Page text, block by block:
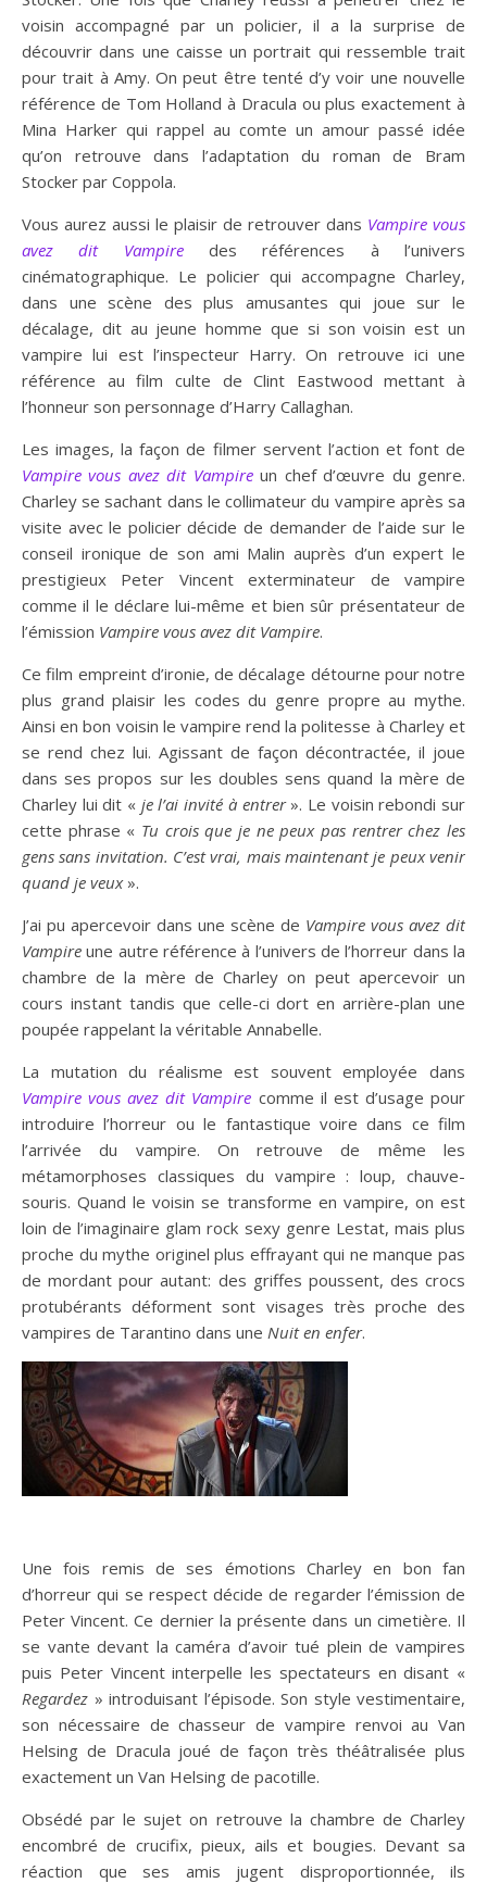
voisin accompagné par un policier, il a la surprise de
découvrir dans une caisse un portrait qui ressemble trait
pour trait à Amy. On peut être tenté d’y voir une nouvelle
référence de Tom Holland à Dracula ou plus exactement à
Mina Harker qui rappel au comte un amour passé idée
qu’on retrouve dans l’adaptation du roman de Bram
Stocker par Coppola.
Vous aurez aussi le plaisir de retrouver dans Vampire vous
avez dit Vampire
des références à l’univers
cinématographique. Le policier qui accompagne Charley,
dans une scène des plus amusantes qui joue sur le
décalage, dit au jeune homme que si son voisin est un
vampire lui est l’inspecteur Harry. On retrouve ici une
référence au film culte de Clint Eastwood mettant à
l’honneur son personnage d’Harry Callaghan.
Les images, la façon de filmer servent l’action et font de
Vampire vous avez dit Vampireun chef d’œuvre du genre.
Charley se sachant dans le collimateur du vampire après sa
visite avec le policier décide de demander de l’aide sur le
conseil ironique de son ami Malin auprès d’un expert le
prestigieux Peter Vincent exterminateur de vampire
comme il le déclare lui-même et bien sûr présentateur de
l’émission Vampire vous avez dit Vampire.
Ce film empreint d’ironie, de décalage détourne pour notre
plus grand plaisir les codes du genre propre au mythe.
Ainsi en bon voisin le vampire rend la politesse à Charley et
se rend chez lui. Agissant de façon décontractée, il joue
dans ses propos sur les doubles sens quand la mère de
Charley lui dit « je l’ai invité à entrer». Le voisin rebondi sur
cette phrase « Tu crois que je ne peux pas rentrer chez les
gens sans invitation. C’est vrai, mais maintenant je peux venir
quand je veux ».
J’ai pu apercevoir dans une scène de Vampire vous avez dit
Vampire une autre référence à l’univers de l’horreur dans la
chambre de la mère de Charley on peut apercevoir un
cours instant tandis que celle-ci dort en arrière-plan une
poupée rappelant la véritable Annabelle.
La mutation du réalisme est souvent employée dans
Vampire vous avez dit Vampire comme il est d’usage pour
introduire l’horreur ou le fantastique voire dans ce film
l’arrivée du vampire. On retrouve de même les
métamorphoses classiques du vampire : loup, chauve-
souris. Quand le voisin se transforme en vampire, on est
loin de l’imaginaire glam rock sexy genre Lestat, mais plus
proche du mythe originel plus effrayant qui ne manque pas
de mordant pour autant: des griffes poussent, des crocs
protubérants déforment sont visages très proche des
vampires de Tarantino dans une Nuit en enfer.
Une fois remis de ses émotions Charley en bon fan
d’horreur qui se respect décide de regarder l’émission de
Peter Vincent. Ce dernier la présente dans un cimetière. Il
se vante devant la caméra d’avoir tué plein de vampires
puis Peter Vincent interpelle les spectateurs en disant «
Regardez » introduisant l’épisode. Son style vestimentaire,
son nécessaire de chasseur de vampire renvoi au Van
Helsing de Dracula joué de façon très théâtralisée plus
exactement un Van Helsing de pacotille.
Obsédé par le sujet on retrouve la chambre de Charley
encombré de crucifix, pieux, ails et bougies. Devant sa
réaction que ses amis jugent disproportionnée, ils